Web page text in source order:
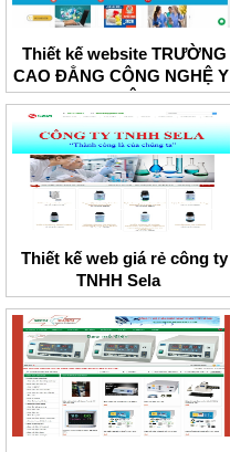
Thiết kế website TRƯỜNG
CAO ĐẲNG CÔNG NGHỆ Y
- DƯỢC VIỆT NAM
Thiết kế web giá rẻ công ty
TNHH Sela